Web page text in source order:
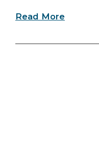
Read More